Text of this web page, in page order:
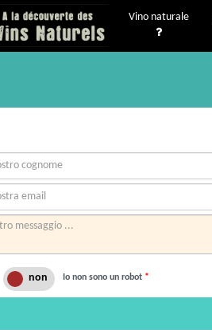
Vino naturale
Io non sono un robot *